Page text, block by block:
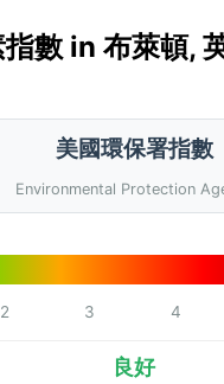
指數 in 布萊頓,
美國環保署指數
Environmental Protection
2 3 4
良好